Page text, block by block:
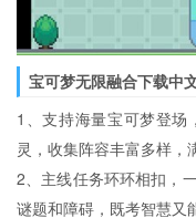
宝可梦无限融合下载中
1、支持海量宝可梦登
灵，收集阵容丰富多样，
2、主线任务环环相扣，
谜题和障碍，既考智慧又